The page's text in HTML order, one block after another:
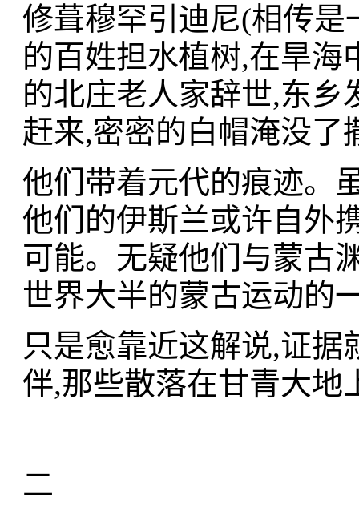
修葺穆罕引迪尼(相传
的百姓担水植树,在旱海
的北庄老人家辞世,东乡
赶来,密密的白帽淹没
他们带着元代的痕迹。
他们的伊斯兰或许自外
可能。无疑他们与蒙古
世界大半的蒙古运动的
只是愈靠近这解说,证
伴,那些散落在甘青大地
二